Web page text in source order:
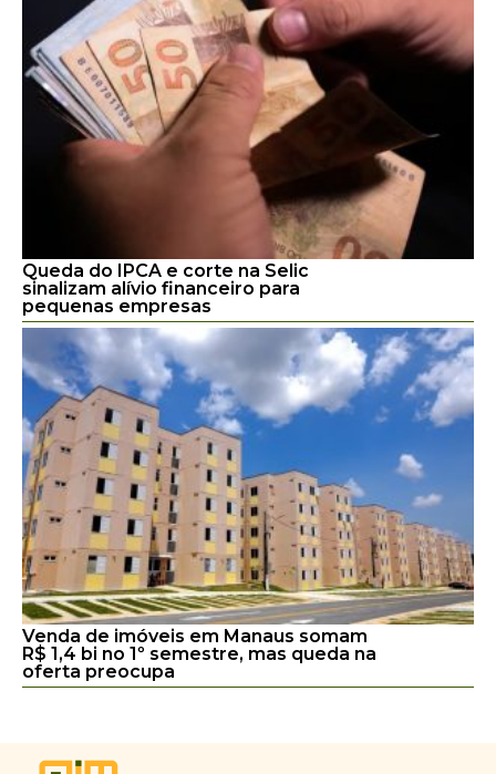
Queda do IPCA e corte na Selic
sinalizam alívio financeiro para
pequenas empresas
Venda de imóveis em Manaus somam
R$ 1,4 bi no 1º semestre, mas queda na
oferta preocupa